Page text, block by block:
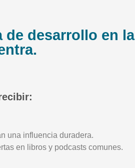
de desarrollo en la
una influencia duradera.
en libros y podcasts comunes.